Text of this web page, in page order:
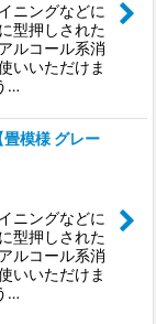
ニングなどに
型押しされた
ルコール系消
いいただけま
…
模様 グレー
ニングなどに
型押しされた
ルコール系消
いいただけま
…